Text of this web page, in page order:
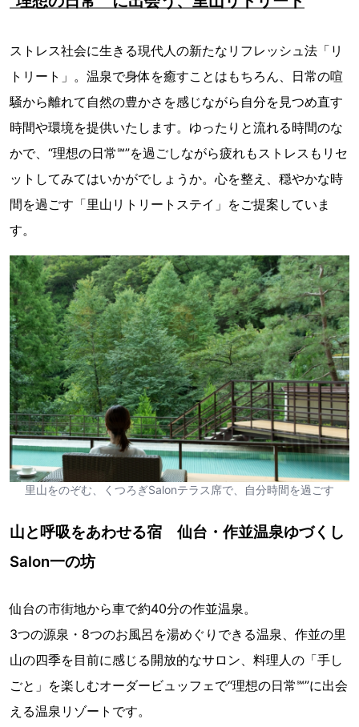
ストレス社会に生きる現代人の新たなリフレッシュ法「リ
トリート」。温泉で身体を癒すことはもちろん、日常の喧
騒から離れて自然の豊かさを感じながら自分を見つめ直す
時間や環境を提供いたします。ゆったりと流れる時間のな
かで、“理想の日常℠”を過ごしながら疲れもストレスもリセ
ットしてみてはいかがでしょうか。心を整え、穏やかな時
間を過ごす「里山リトリートステイ」をご提案していま
す。
里山をのぞむ、くつろぎSalonテラス席で、自分時間を過ごす
⼭と呼吸をあわせる宿 仙台・作並温泉ゆづくし
Salon⼀の坊
仙台の市街地から⾞で約40分の作並温泉。
3つの源泉・8つのお⾵呂を湯めぐりできる温泉、作並の⾥
⼭の四季を⽬前に感じる開放的なサロン、料理⼈の「⼿し
ごと」を楽しむオーダービュッフェで“理想の日常℠”に出会
える温泉リゾートです。